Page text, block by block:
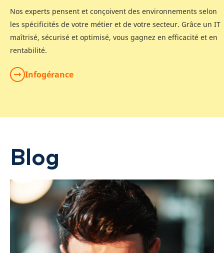
Nos experts pensent et conçoivent des environnements selon
les spécificités de votre métier et de votre secteur. Grâce un IT
maîtrisé, sécurisé et optimisé, vous gagnez en efficacité et en
rentabilité.
Infogérance
Blog